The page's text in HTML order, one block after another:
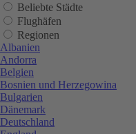
Beliebte Städte
Flughäfen
Regionen
Albanien
Andorra
Belgien
Bosnien und Herzegowina
Bulgarien
Dänemark
Deutschland